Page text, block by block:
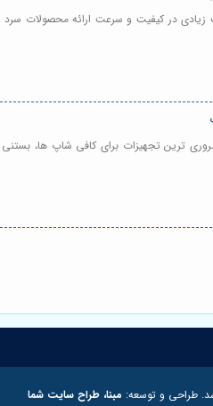
در کیفیت و سرعت ارائه محصولات
ضروری ترین تجهیزات برای کافی شاپ
طراحی و توسعه: مبنا، طراح سایت شما